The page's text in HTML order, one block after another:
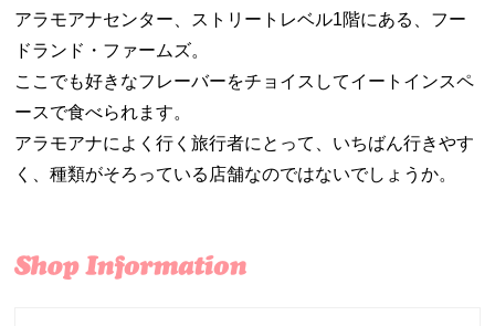
アラモアナセンター、ストリートレベル1階にある、フー
ドランド・ファームズ。
ここでも好きなフレーバーをチョイスしてイートインスペ
ースで食べられます。
アラモアナによく行く旅行者にとって、いちばん行きやす
く、種類がそろっている店舗なのではないでしょうか。